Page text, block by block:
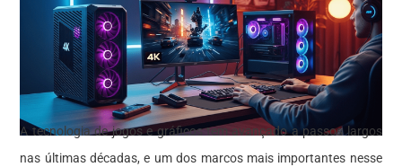
A tecnologia de jogos e gráficos tem avançado a passos largos
nas últimas décadas, e um dos marcos mais importantes nesse